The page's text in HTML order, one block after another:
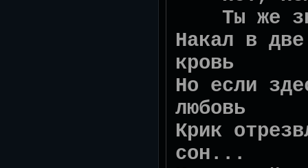
Ты же
Накал в
кровь
Но если
любовь
Крик
сон...